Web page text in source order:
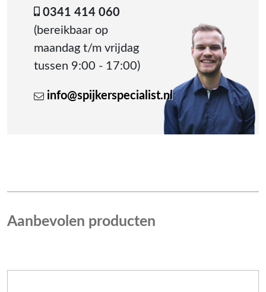
0341 414 060
(bereikbaar op
maandag t/m vrijdag
tussen 9:00 - 17:00)
info@spijkerspecialist.nl
Aanbevolen producten